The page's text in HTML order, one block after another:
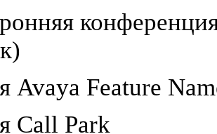
Avaya Feature
Call Park